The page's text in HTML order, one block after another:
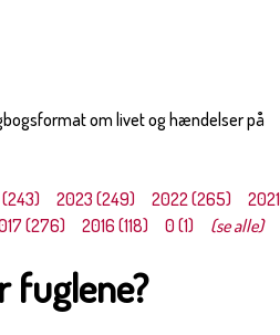
om livet og hændelser på
2023 (249) 2022 (265)
2021
(276) 2016 (118) 0 (1) (se alle)
fuglene?